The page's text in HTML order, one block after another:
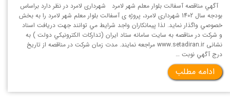
آگهي مناقصه آسفالت بلوار معلم شهر لامرد شهرداری لامرد در نظر دارد براساس
بودجه سال 1402 شهرداری لامرد، پروژه ی آسفالت بلوار معلم شهر لامرد را به بخش
خصوصي واگذار نمايد. لذا پيمانكاران واجد شرايط مي توانند جهت دريافت اسناد
و شركت در مناقصه به سايت سامانه ستاد ايران (تداركات الكترونيكي دولت ) به
نشانی www.setadiran.ir مراجعه نمايند. مدت زمان شركت در مناقصه از تاريخ
درج آگهي نوبت …
ادامه مطلب